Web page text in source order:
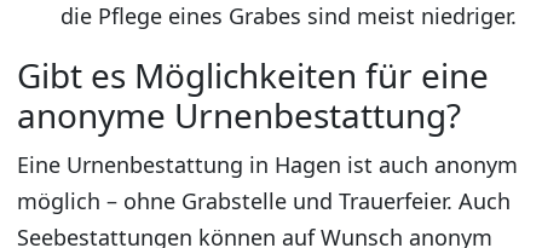
die Pflege eines Grabes sind meist niedriger.
Gibt es Möglichkeiten für eine
anonyme Urnenbestattung?
Eine Urnenbestattung in Hagen ist auch anonym
möglich – ohne Grabstelle und Trauerfeier. Auch
Seebestattungen können auf Wunsch anonym